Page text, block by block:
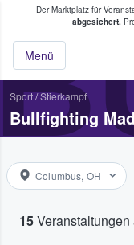
Der Marktplatz für
abgesichert.
Menü
Tickets
Sport/Stierkampf
Bullfighting
Columbus, OH
15